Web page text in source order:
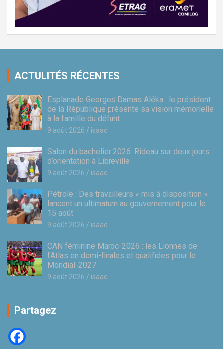
ACTULITÉS RÉCENTES
Esplanade Georges Damas Aléka : le président
de la République présente sa vision mémorielle
à la famille du défunt
9 août 2026 isaac
Salon du bachelier 2026: Rideau sur deux jours
d’orientation à Libreville
9 août 2026 isaac
Pétrole : Des travailleurs « mis à disposition »
lancent un ultimatum au gouvernement pour le
15 août
9 août 2026 isaac
CAN féminine Maroc-2026 : les Lionnes de
l’Atlas en demi-finales et qualifiées pour le
Mondial-2027
9 août 2026 isaac
Partagez